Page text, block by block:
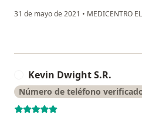
31 de mayo de 2021 • MEDICENTRO
Kevin Dwight S.R.
Número de teléfono